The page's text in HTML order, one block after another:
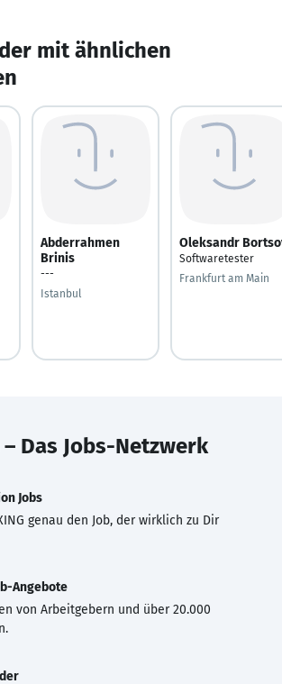
mit ähnlichen
Abderrahmen
Brinis
---
Istanbul
Oleksandr
Softwaretester
Frankfurt am Main
– Das Jobs-Netzwerk
Jobs
genau den Job, der wirklich zu Dir
Angebote
von Arbeitgebern und über 20.000